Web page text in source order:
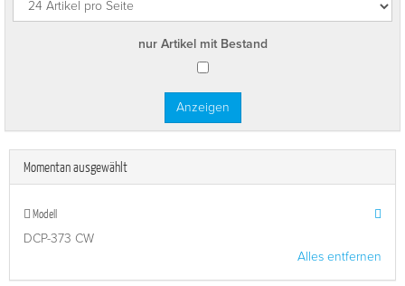
nur Artikel mit Bestand
Momentan ausgewählt
Modell
DCP-373 CW
Alles entfernen